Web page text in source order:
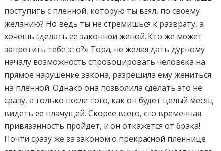
поступить с пленной, которую ты взял, по своему
желанию? Но ведь ты не стремишься к разврату, а
хочешь сделать ее законной женой. Кто же может
запретить тебе это?» Тора, не желая дать дурному
началу возможность спровоцировать человека на
прямое нарушение закона, разрешила ему жениться
на пленной. Однако она позволила сделать это не
сразу, а только после того, как он будет целый месяц
видеть ее плачущей. Скорее всего, его временная
привязанность пройдет, и он откажется от брака!
Почти сразу же за законом о прекрасной пленнице